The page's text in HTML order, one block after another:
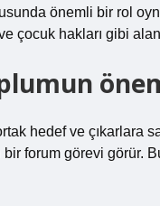
önemli bir rol
çocuk hakları gibi
hedef ve çıkarlara
forum görevi görür.